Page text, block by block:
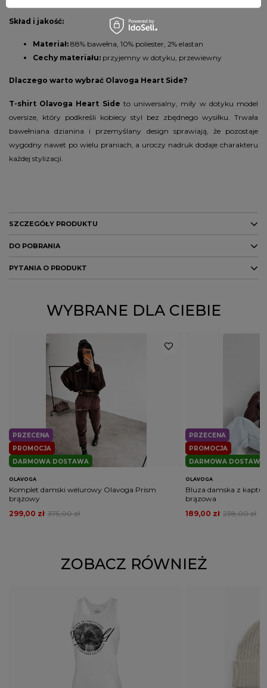
Skład i jakość:
Materiał: 88% bawełna, 10% poliester, 2% elastan
Cechy materiału: przyjemny w dotyku, przewiewny
Dlaczego warto wybrać Olavoga Heart Side?
T-shirt Olavoga Heart Side to uniwersalny, miły w dotyku model
oversize, który podkreśli kobiecy styl bez zbędnego wysiłku. Trwała
bawełniana dzianina i przemyślany design sprawiają, że pozostaje
wygodny nawet po wielu praniach, a uroczy nadruk dodaje charakteru
każdej stylizacji.
SZCZEGÓŁY PRODUKTU
Marka Olavoga
Symbol 29912
czarny
Potwierdź obecność oznaczeń lub etykiet
wymaganych przepisami
DO POBRANIA
PYTANIA O PRODUKT
ZADAJ PYTANIE
WYBRANE DLA CIEBIE
PROMOCJA
PRZECENA
DARMOWA DOSTAWA
OLAVOGA
Komplet damski welurowy Olavoga Prism
brązowy
375,00 zł
299,00 zł
PROMOCJA
PRZECENA
DARMOWA DOSTAWA
OLAVOGA
Bluza damska z
brązowa
238,00 zł
189,00 zł
ZOBACZ RÓWNIEŻ